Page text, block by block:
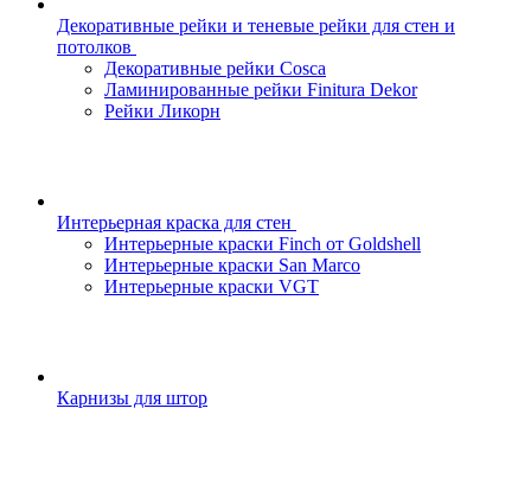
Декоративные рейки и теневые рейки для стен и
потолков
Декоративные рейки Cosca
Ламинированные рейки Finitura Dekor
Рейки Ликорн
Интерьерная краска для стен
Интерьерные краски Finch от Goldshell
Интерьерные краски San Marco
Интерьерные краски VGT
Карнизы для штор